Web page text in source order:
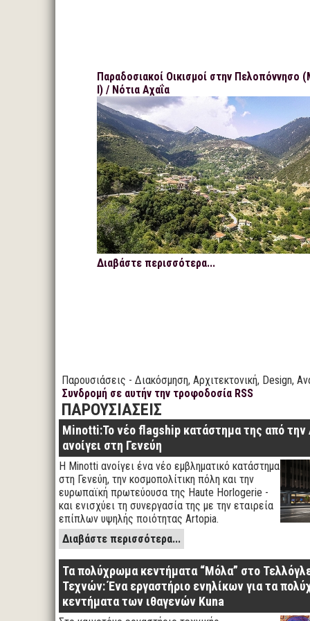
Παραδοσιακοί Οικισμοί στην Πελοπόννησο
Ι) / Νότια Αχαΐα
Διαβάστε περισσότερα...
Παρουσιάσεις - Διακόσμηση, Αρχιτεκτονική, Design,
Συνδρομή σε αυτήν την τροφοδοσία RSS
ΠΑΡΟΥΣΙΑΣΕΙΣ
Minotti:Το νέο flagship κατάστημα της από
ανοίγει στη Γενεύη
Η Minotti ανοίγει ένα νέο εμβληματικό κατάστημα
στη Γενεύη, την κοσμοπολίτικη πόλη και την
ευρωπαϊκή πρωτεύουσα της Haute Horlogerie -
και ενισχύει τη συνεργασία της με την εταιρεία
επίπλων υψηλής ποιότητας Artopia.
Διαβάστε περισσότερα...
Τα πολύχρωμα κεντήματα “Μόλα” στο
Τεχνών: Ένα εργαστήριο ενηλίκων για τα
κεντήματα των ιθαγενών Kuna